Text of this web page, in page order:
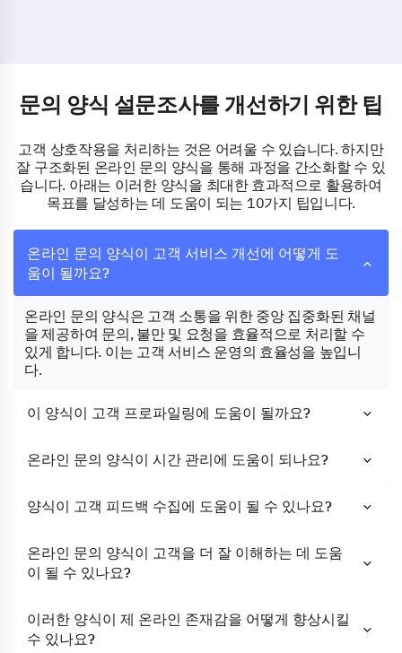
문의 양식 설문조사를 개선하기 위한 팁
고객 상호작용을 처리하는 것은 어려울 수 있습니다. 하지만
잘 구조화된 온라인 문의 양식을 통해 과정을 간소화할 수 있
습니다. 아래는 이러한 양식을 최대한 효과적으로 활용하여
목표를 달성하는 데 도움이 되는 10가지 팁입니다.
온라인 문의 양식이 고객 서비스 개선에 어떻게 도
움이 될까요?
온라인 문의 양식은 고객 소통을 위한 중앙 집중화된 채널
을 제공하여 문의, 불만 및 요청을 효율적으로 처리할 수
있게 합니다. 이는 고객 서비스 운영의 효율성을 높입니
다.
이 양식이 고객 프로파일링에 도움이 될까요?
온라인 문의 양식이 시간 관리에 도움이 되나요?
양식이 고객 피드백 수집에 도움이 될 수 있나요?
온라인 문의 양식이 고객을 더 잘 이해하는 데 도움
이 될 수 있나요?
이러한 양식이 제 온라인 존재감을 어떻게 향상시킬
수 있나요?